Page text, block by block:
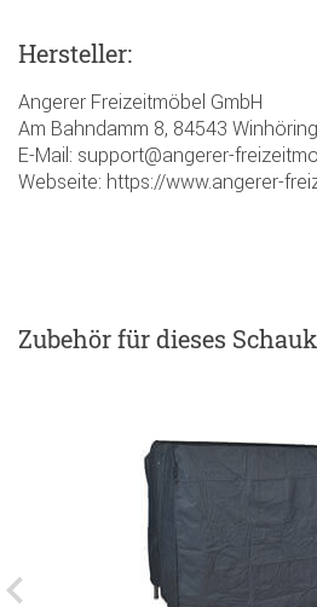
Hersteller:
Angerer Freizeitmöbel GmbH
Am Bahndamm 8, 84543 Winhöring
E-Mail: support@angerer-
Webseite: https://www.angerer-
Zubehörfür dieses